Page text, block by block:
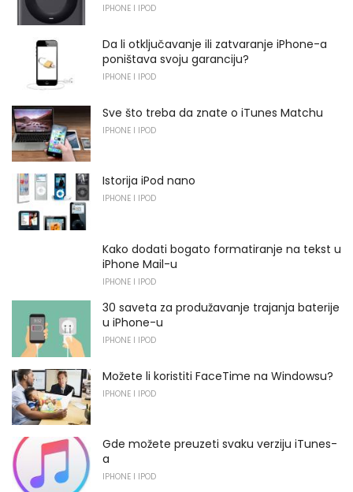
IPHONE I IPOD
Da li otključavanje ili zatvaranje iPhone-a
poništava svoju garanciju?
IPHONE I IPOD
Sve što treba da znate o iTunes Matchu
IPHONE I IPOD
Istorija iPod nano
IPHONE I IPOD
Kako dodati bogato formatiranje na tekst u
iPhone Mail-u
IPHONE I IPOD
30 saveta za produžavanje trajanja baterije
u iPhone-u
IPHONE I IPOD
Možete li koristiti FaceTime na Windowsu?
IPHONE I IPOD
Gde možete preuzeti svaku verziju iTunes-
a
IPHONE I IPOD